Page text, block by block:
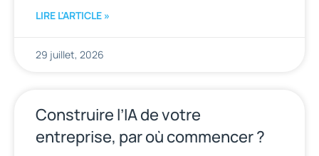
LIRE L'ARTICLE »
29 juillet, 2026
Construire l’IA de votre
entreprise, par où commencer ?